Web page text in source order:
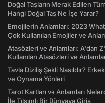
Doğal Taşların Merak Edilen
Hangi Doğal Taş Ne İşe Yarar?
Emojilerin Anlamları: 2023
Çok Kullanılan Emojiler ve
Atasözleri ve Anlamları: A'dan
Kullanılan Atasözleri ve
Tavla Diziliş Şekli Nasıldır?
ve Oynama Yönleri
Tarot Kartları ve Anlamları
İle Tılsımlı Bir Dünyaya Giriş